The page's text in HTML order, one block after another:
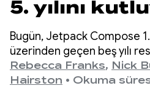
5. yılını
Bugün, Jetpack Compose
üzerinden geçen beş yılı
Temmuz 2021'de duyurulan
son 1.11 sürümüne kadar
Rebecca Franks, Nick
Hairston • Okuma